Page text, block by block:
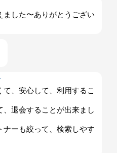
ました〜ありがとうござい
、安心して、利用するこ
、退会することが出来まし
ナーも絞って、検索しやす